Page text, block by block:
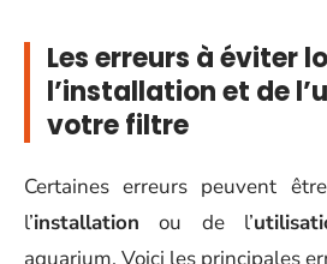
Les erreurs à éviter
l’installation et de
votre filtre
Certaines erreurs peuvent
l’installation ou de l’